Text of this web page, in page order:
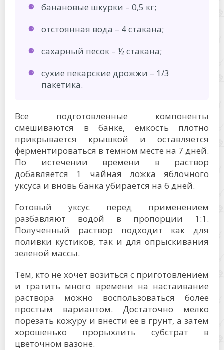
банановые шкурки – 0,5 кг;
отстоянная вода – 4 стакана;
сахарный песок – ½ стакана;
сухие пекарские дрожжи – 1/3
пакетика.
Все подготовленные компоненты
смешиваются в банке, емкость плотно
прикрывается крышкой и оставляется
ферментироваться в темном месте на 7 дней.
По истечении времени в раствор
добавляется 1 чайная ложка яблочного
уксуса и вновь банка убирается на 6 дней.
Готовый уксус перед применением
разбавляют водой в пропорции 1:1.
Полученный раствор подходит как для
поливки кустиков, так и для опрыскивания
зеленой массы.
Тем, кто не хочет возиться с приготовлением
и тратить много времени на настаивание
раствора можно воспользоваться более
простым вариантом. Достаточно мелко
порезать кожуру и внести ее в грунт, а затем
хорошенько прорыхлить субстрат в
цветочном вазоне.